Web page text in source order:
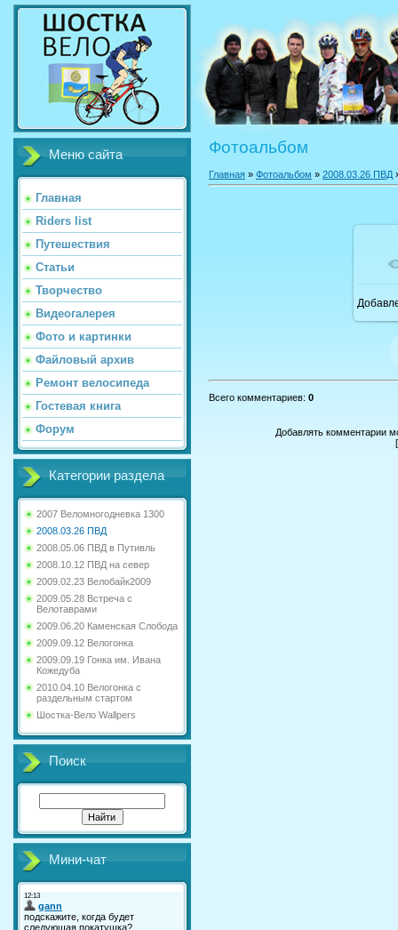
Меню сайта
Главная
Riders list
Путешествия
Статьи
Творчество
Видеогалерея
Фото и картинки
Файловый архив
Ремонт велосипеда
Гостевая книга
Форум
Категории раздела
2007 Веломногодневка 1300
2008.03.26 ПВД
2008.05.06 ПВД в Путивль
2008.10.12 ПВД на север
2009.02.23 Велобайк2009
2009.05.28 Встреча с
Велотаврами
2009.06.20 Каменская Слобода
2009.09.12 Велогонка
2009.09.19 Гонка им. Ивана
Кожедуба
2010.04.10 Велогонка с
раздельным стартом
Шостка-Вело Wallpers
Поиск
Мини-чат
Фотоальбом
Главная » Фотоальбом » 2008.03.26 ПВД
Всего комментариев: 0
Добавлять комментарии